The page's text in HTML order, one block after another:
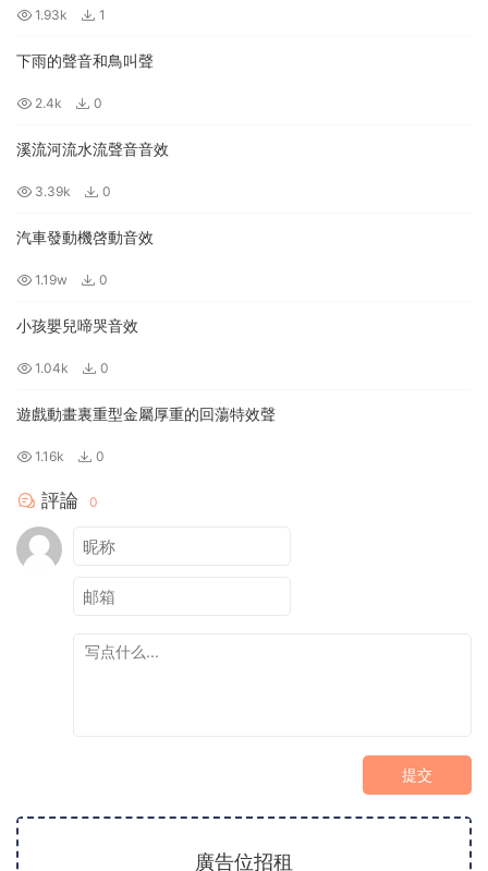
1.93k 1
下雨的聲音和鳥叫聲
2.4k 0
溪流河流水流聲音音效
3.39k 0
汽車發動機啓動音效
1.19w 0
小孩嬰兒啼哭音效
1.04k 0
遊戲動畫裏重型金屬厚重的回蕩特效聲
1.16k 0
評論 0
提交
廣告位招租